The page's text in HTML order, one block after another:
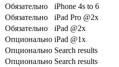
Обязательно
iPhone 4s to 6
Обязательно
iPad Pro @2x
Обязательно
iPad @2x
Опционально iPad @1x
Опционально Search results
Опционально Search results